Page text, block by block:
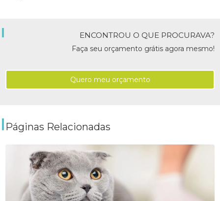
ENCONTROU O QUE PROCURAVA?
Faça seu orçamento grátis agora mesmo!
Quero meu orçamento
Páginas Relacionadas